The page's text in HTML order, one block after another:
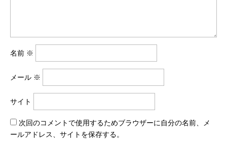
名前 ※
メール ※
サイト
次回のコメントで使用するためブラウザーに自分の名前、メ
ールアドレス、サイトを保存する。